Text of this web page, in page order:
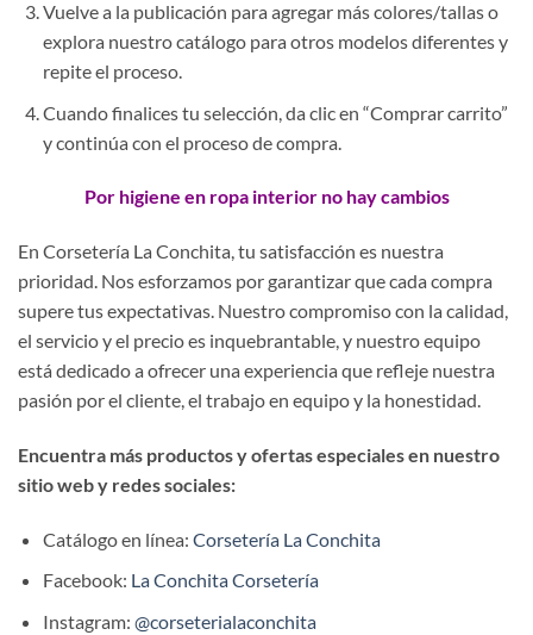
Vuelve a la publicación para agregar más colores/tallas o
explora nuestro catálogo para otros modelos diferentes y
repite el proceso.
Cuando finalices tu selección, da clic en “Comprar carrito”
y continúa con el proceso de compra.
Por higiene en ropa interior no hay cambios
En Corsetería La Conchita, tu satisfacción es nuestra
prioridad. Nos esforzamos por garantizar que cada compra
supere tus expectativas. Nuestro compromiso con la calidad,
el servicio y el precio es inquebrantable, y nuestro equipo
está dedicado a ofrecer una experiencia que refleje nuestra
pasión por el cliente, el trabajo en equipo y la honestidad.
Encuentra más productos y ofertas especiales en nuestro
sitio web y redes sociales:
Catálogo en línea: Corsetería La Conchita
Facebook: La Conchita Corsetería
Instagram: @corseterialaconchita